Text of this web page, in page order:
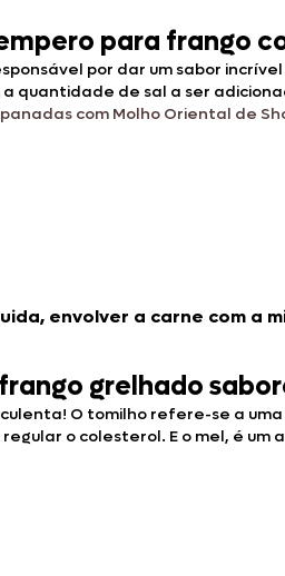
para frango
por dar um sabor
quantidade de sal a ser
com Molho Oriental de
envolver a carne com a
grelhado
O tomilho refere-se a
o colesterol. E o mel, é